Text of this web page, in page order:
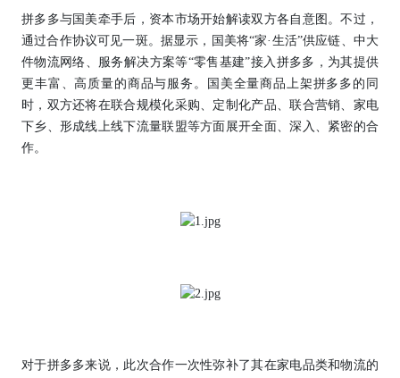
拼多多与国美牵手后，资本市场开始解读双方各自意图。不过，
通过合作协议可见一斑。据显示，国美将“家·生活”供应链、中大
件物流网络、服务解决方案等“零售基建”接入拼多多，为其提供
更丰富、高质量的商品与服务。国美全量商品上架拼多多的同
时，双方还将在联合规模化采购、定制化产品、联合营销、家电
下乡、形成线上线下流量联盟等方面展开全面、深入、紧密的合
作。
对于拼多多来说，此次合作一次性弥补了其在家电品类和物流的